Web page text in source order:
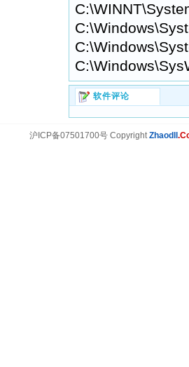
软件评论
沪ICP备07501700号 CopyrightZhaodll